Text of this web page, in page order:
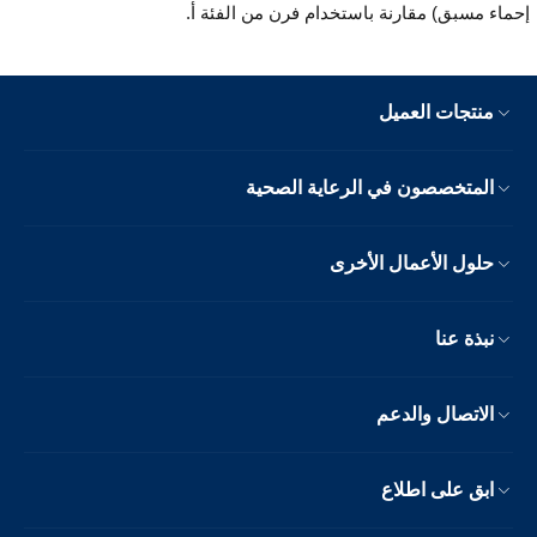
إحماء مسبق) مقارنة باستخدام فرن من الفئة أ.
منتجات العميل
المتخصصون في الرعاية الصحية
حلول الأعمال الأخرى
نبذة عنا
الاتصال والدعم
ابق على اطلاع